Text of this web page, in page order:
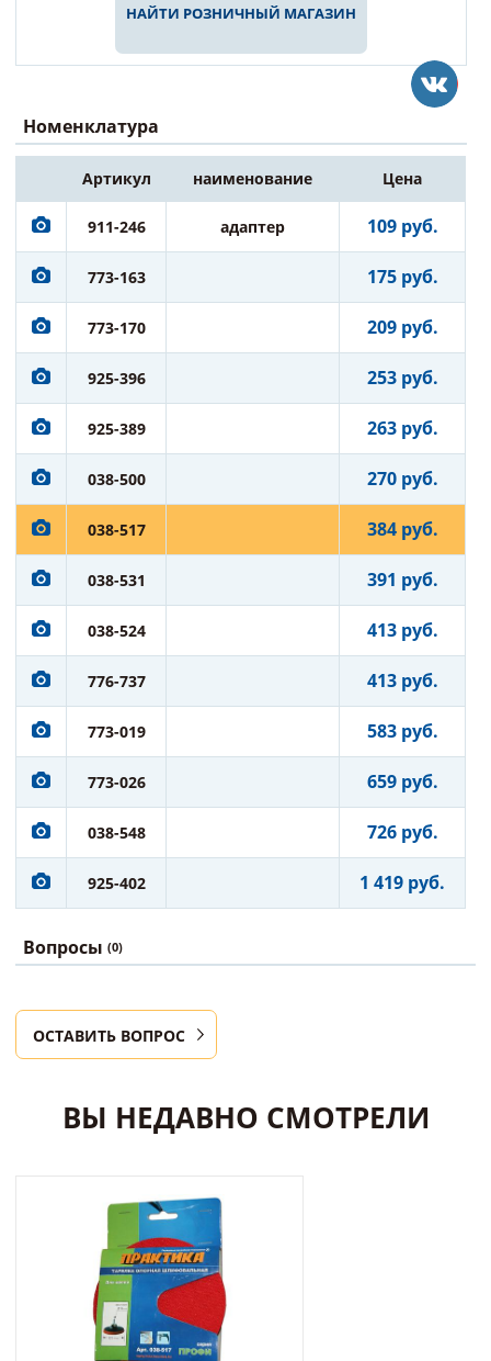
НАЙТИ РОЗНИЧНЫЙ МАГАЗИН
Номенклатура
Артикул наименование Цена
911-246 адаптер 109 руб.
773-163 175 руб.
773-170 209 руб.
925-396 253 руб.
925-389 263 руб.
038-500 270 руб.
038-517 384 руб.
038-531 391 руб.
038-524 413 руб.
776-737 413 руб.
773-019 583 руб.
773-026 659 руб.
038-548 726 руб.
925-402 1 419 руб.
Вопросы (0)
ОСТАВИТЬ ВОПРОС
ВЫ НЕДАВНО СМОТРЕЛИ